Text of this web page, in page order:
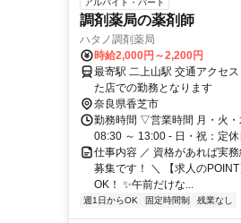
アルバイト・パート
調剤薬局の薬剤師
ハタノ調剤薬局
時給2,000円～2,200円
最寄駅 二上山駅 交通アクセス 近鉄南大阪線二上山駅より 徒歩12分 ※はる薬局は
た店での勤務となります
奈良県香芝市
勤務時間 ▽営業時間 月・火
08:30 ～ 13:00 - 日・祝：定
仕事内容 ／ 資格があれば実
募集です！ ＼ 【求人の
OK！ ✨午前だけな...
週1日からOK 固定時間制 残業なし